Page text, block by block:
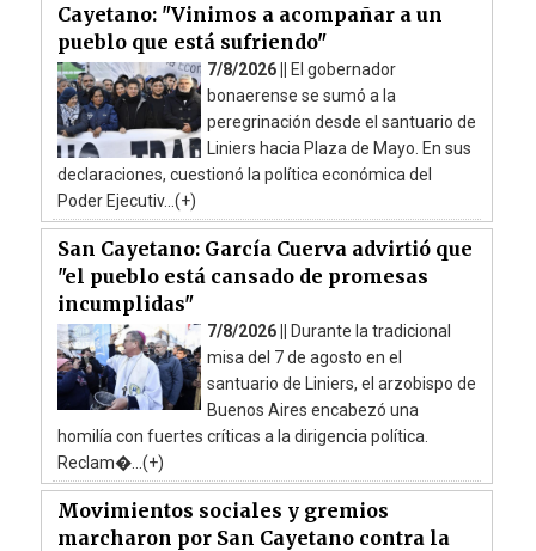
Cayetano: "Vinimos a acompañar a un
pueblo que está sufriendo"
7/8/2026 ||
El gobernador
bonaerense se sumó a la
peregrinación desde el santuario de
Liniers hacia Plaza de Mayo. En sus
declaraciones, cuestionó la política económica del
Poder Ejecutiv...(+)
San Cayetano: García Cuerva advirtió que
"el pueblo está cansado de promesas
incumplidas"
7/8/2026 ||
Durante la tradicional
misa del 7 de agosto en el
santuario de Liniers, el arzobispo de
Buenos Aires encabezó una
homilía con fuertes críticas a la dirigencia política.
Reclam�...(+)
Movimientos sociales y gremios
marcharon por San Cayetano contra la